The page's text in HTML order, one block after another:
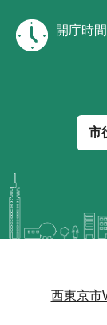
開庁時間
市
西東京市